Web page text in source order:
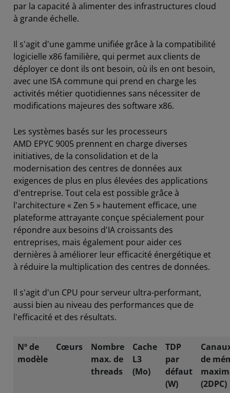
par la capacité à alimenter des infrastructures cloud
à grande échelle.
Il s'agit d'une gamme unifiée grâce à la compatibilité
logicielle x86 familière, qui permet aux clients de
déployer ce dont ils ont besoin, où ils en ont besoin,
avec une ISA commune qui prend en charge les
activités métier quotidiennes sans nécessiter de
modifications majeures des software x86.
Les systèmes basés sur les processeurs
AMD EPYC 9005 prennent en charge diverses
initiatives, de la consolidation et de la
modernisation des centres de données aux
exigences de plus en plus élevées des applications
d'entreprise. Tout cela est possible grâce à
l'architecture « Zen 5 » hautement efficace, une
plateforme attrayante conçue spécialement pour
répondre aux besoins d'IA croissants des
entreprises, mais également pour aider ces
dernières à améliorer leur efficacité énergétique et
à réduire la multiplication des centres de données.
Il s'agit d'un CPU pour serveur ultra-performant,
aussi bien au niveau des performances que de
l'efficacité et des résultats.
Nº de
modèle
Cœurs
Nombre
max. de
threads
Cache
L3
(Mo)
TDP
par
défaut
(W)
de
(2DPC)